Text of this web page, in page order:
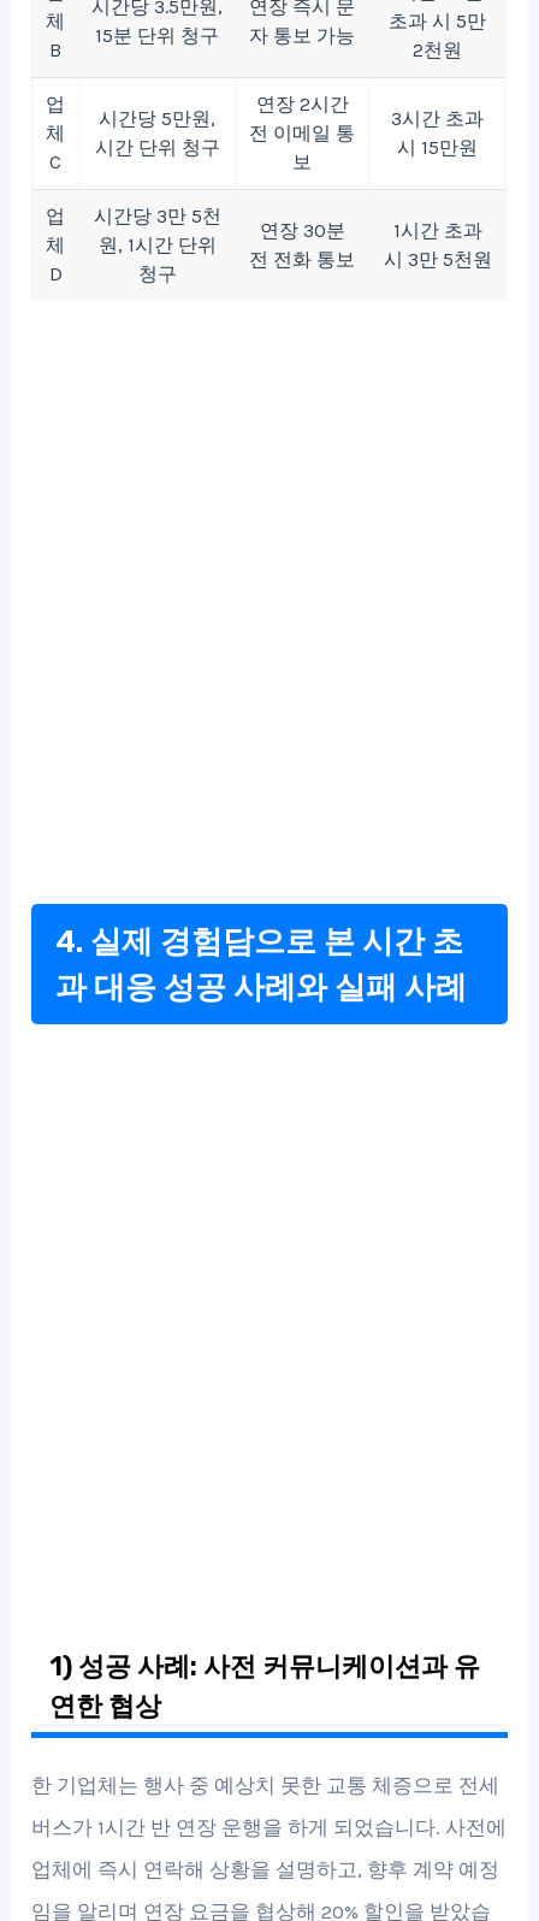
체
B
시간당 3.5만원,
15분 단위 청구
연장 즉시 문
자 통보 가능
초과 시 5만
2천원
업
체
C
시간당 5만원,
시간 단위 청구
연장 2시간
전 이메일 통
보
3시간 초과
시 15만원
업
체
D
시간당 3만 5천
원, 1시간 단위
청구
연장 30분
전 전화 통보
1시간 초과
시 3만 5천원
4. 실제 경험담으로 본 시간 초
과 대응 성공 사례와 실패 사례
1) 성공 사례: 사전 커뮤니케이션과 유
연한 협상
한 기업체는 행사 중 예상치 못한 교통 체증으로 전세
버스가 1시간 반 연장 운행을 하게 되었습니다. 사전에
업체에 즉시 연락해 상황을 설명하고, 향후 계약 예정
임을 알리며 연장 요금을 협상해 20% 할인을 받았습